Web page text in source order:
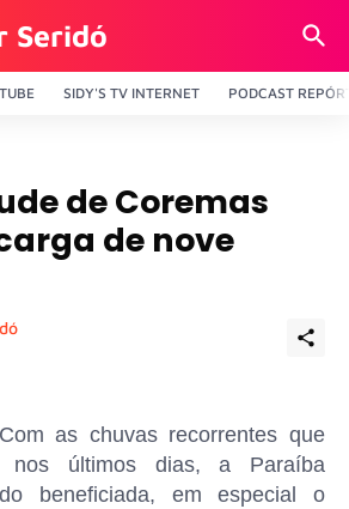
Seridó
SIDY'S TV INTERNET PODCAST
de Coremas
de nove
as chuvas recorrentes que
nos últimos dias, a Paraíba
beneficiada, em especial o